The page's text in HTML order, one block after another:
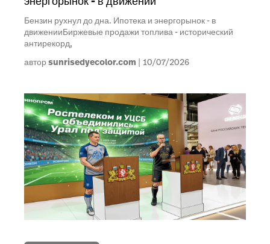
Бензин рухнул до дна. Ипотека и энергорынок - в
движенииБиржевые продажи топлива - исторический
антирекорд,
авторsunrisedyecolor.com 10/07/2026